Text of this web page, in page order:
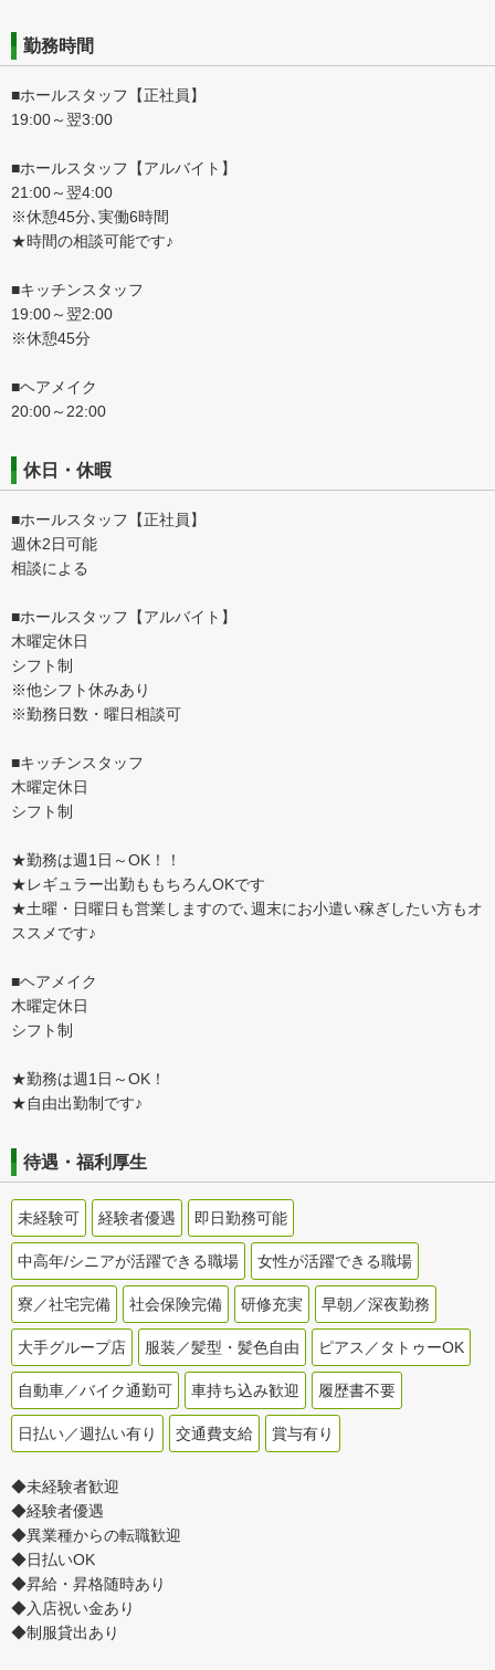
勤務時間
■ホールスタッフ【正社員】
19:00～翌3:00
■ホールスタッフ【アルバイト】
21:00～翌4:00
※休憩45分､実働6時間
★時間の相談可能です♪
■キッチンスタッフ
19:00～翌2:00
※休憩45分
■ヘアメイク
20:00～22:00
休日・休暇
■ホールスタッフ【正社員】
週休2日可能
相談による
■ホールスタッフ【アルバイト】
木曜定休日
シフト制
※他シフト休みあり
※勤務日数・曜日相談可
■キッチンスタッフ
木曜定休日
シフト制
★勤務は週1日～OK！！
★レギュラー出勤ももちろんOKです
★土曜・日曜日も営業しますので､週末にお小遣い稼ぎしたい方もオ
ススメです♪
■ヘアメイク
木曜定休日
シフト制
★勤務は週1日～OK！
★自由出勤制です♪
待遇・福利厚生
未経験可 経験者優遇 即日勤務可能
中高年/シニアが活躍できる職場 女性が活躍できる職場
寮／社宅完備 社会保険完備 研修充実 早朝／深夜勤務
大手グループ店 服装／髪型・髪色自由 ピアス／タトゥーOK
自動車／バイク通勤可 車持ち込み歓迎 履歴書不要
日払い／週払い有り 交通費支給 賞与有り
◆未経験者歓迎
◆経験者優遇
◆異業種からの転職歓迎
◆日払いOK
◆昇給・昇格随時あり
◆入店祝い金あり
◆制服貸出あり